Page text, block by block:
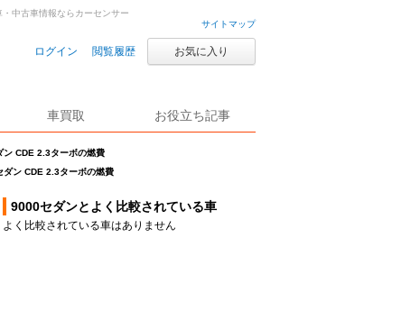
サイトマップ
ログイン 閲覧履歴 お気に入り
車買取 お役立ち記事
ン CDE 2.3ターボの燃費
ダン CDE 2.3ターボの燃費
中古車情報ならカーセンサー
9000セダンとよく比較されている車
よく比較されている車はありません